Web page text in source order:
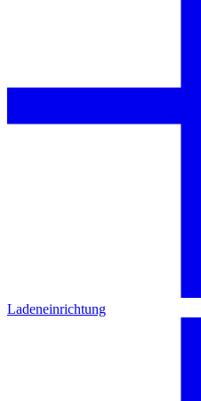
Ladeneinrichtung